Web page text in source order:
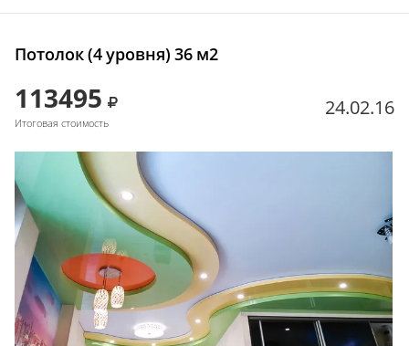
Потолок (4 уровня) 36 м2
113495
Итоговая стоимость
24.02.16